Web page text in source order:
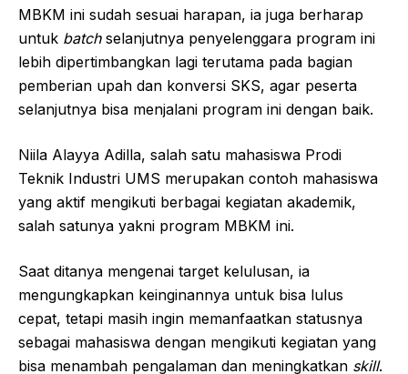
MBKM ini sudah sesuai harapan, ia juga berharap
untuk batchselanjutnya penyelenggara program ini
lebih dipertimbangkan lagi terutama pada bagian
pemberian upah dan konversi SKS, agar peserta
selanjutnya bisa menjalani program ini dengan baik.
Niila Alayya Adilla, salah satu mahasiswa Prodi
Teknik Industri UMS merupakan contoh mahasiswa
yang aktif mengikuti berbagai kegiatan akademik,
salah satunya yakni program MBKM ini.
Saat ditanya mengenai target kelulusan, ia
mengungkapkan keinginannya untuk bisa lulus
cepat, tetapi masih ingin memanfaatkan statusnya
sebagai mahasiswa dengan mengikuti kegiatan yang
bisa menambah pengalaman dan meningkatkan skill.